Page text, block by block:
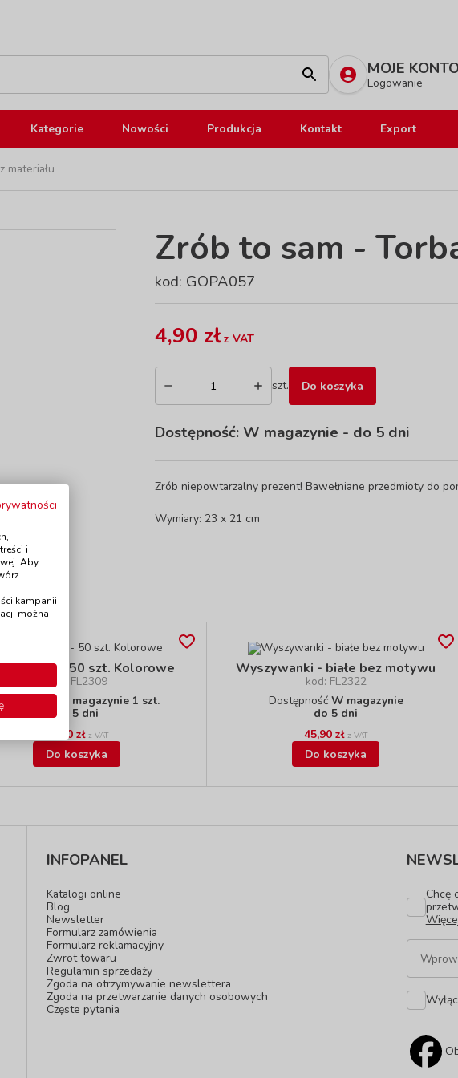
MOJE
Logowanie
Kategorie Nowości Produkcja Kontakt Export
materiału
Zrób to sam -
kod: GOPA057
4,90 złz VAT
szt. Do koszyka
Dostępność: W magazynie - do 5 dni
Zrób niepowtarzalny prezent! Bawełniane przedmioty do
Wymiary: 23 x 21 cm
- 50 szt. Kolorowe
kod: FL2309
W magazynie 1 szt.
do 5 dni
29,90 zł z VAT
Do koszyka
Wyszywanki - białe bez motywu
kod: FL2322
Dostępność W magazynie
do 5 dni
45,90 zł z VAT
Do koszyka
INFOPANEL
Katalogi online
Blog
Newsletter
Formularz zamówienia
Formularz reklamacyjny
Zwrot towaru
Regulamin sprzedaży
Zgoda na otrzymywanie newslettera
Zgoda na przetwarzanie danych osobowych
Częste pytania
Chcę
i
Aby
kampanii
można